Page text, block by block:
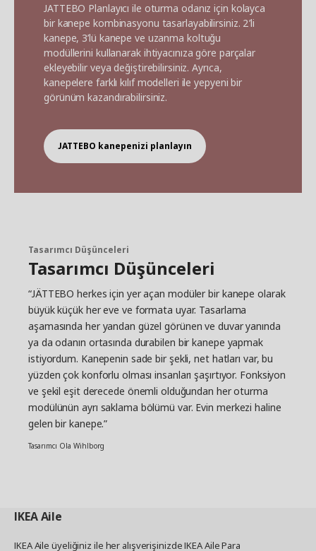
JATTEBO Planlayıcı ile oturma odanız için kolayca
bir kanepe kombinasyonu tasarlayabilirsiniz. 2’li
kanepe, 3’lü kanepe ve uzanma koltuğu
modüllerini kullanarak ihtiyacınıza göre parçalar
ekleyebilir veya değiştirebilirsiniz. Ayrıca,
kanepelere farklı kılıf modelleri ile yepyeni bir
görünüm kazandırabilirsiniz.
JATTEBO kanepenizi planlayın
Tasarımcı Düşünceleri
Tasarımcı Düşünceleri
“JÄTTEBO herkes için yer açan modüler bir kanepe olarak
büyük küçük her eve ve formata uyar. Tasarlama
aşamasında her yandan güzel görünen ve duvar yanında
ya da odanın ortasında durabilen bir kanepe yapmak
istiyordum. Kanepenin sade bir şekli, net hatları var, bu
yüzden çok konforlu olması insanları şaşırtıyor. Fonksiyon
ve şekil eşit derecede önemli olduğundan her oturma
modülünün ayrı saklama bölümü var. Evin merkezi haline
gelen bir kanepe.”
Tasarımcı Ola Wihlborg
IKEAAile
IKEA Aile üyeliğiniz ile her alışverişinizde IKEA Aile Para